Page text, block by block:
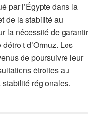
par l’Égypte dans la
de la stabilité au
la nécessité de garantir
d’Ormuz. Les
de poursuivre leur
étroites au
régionales.